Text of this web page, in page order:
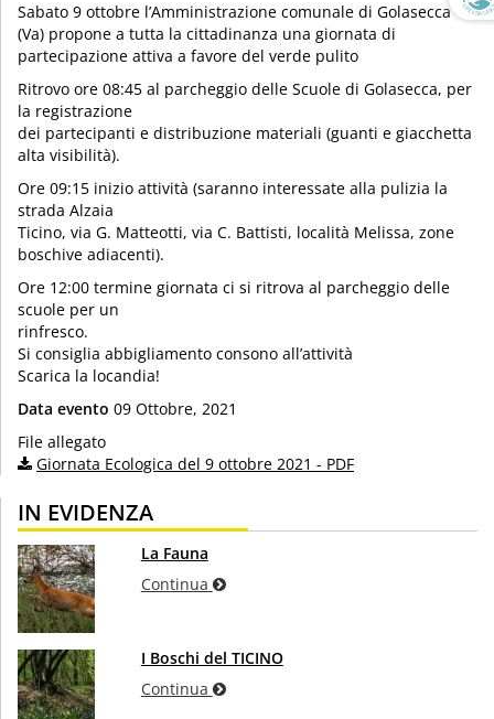
Sabato 9 ottobre l’Amministrazione comunale di Golasecca
(Va) propone a tutta la cittadinanza una giornata di
partecipazione attiva a favore del verde pulito
Ritrovo ore 08:45 al parcheggio delle Scuole di Golasecca, per
la registrazione
dei partecipanti e distribuzione materiali (guanti e giacchetta
alta visibilità).
Ore 09:15 inizio attività (saranno interessate alla pulizia la
strada Alzaia
Ticino, via G. Matteotti, via C. Battisti, località Melissa, zone
boschive adiacenti).
Ore 12:00 termine giornata ci si ritrova al parcheggio delle
scuole per un
rinfresco.
Si consiglia abbigliamento consono all’attività
Scarica la locandia!
Data evento 09 Ottobre, 2021
File allegato
Giornata Ecologica del 9 ottobre 2021 - PDF
IN EVIDENZA
La Fauna
Continua
I Boschi del TICINO
Continua